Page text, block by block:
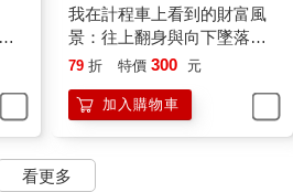
加油，以後有機會肯定去找他做業
的那個決心。
我在計程車上看到的財富風
景：往上翻身與向下墜落的
關鍵瞬間【隨書贈畢德歐夫
79 折 特價 300 元
加入購物車
看更多